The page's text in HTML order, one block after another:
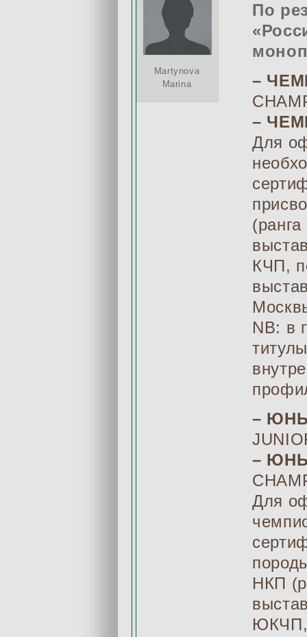
Martynova
Marina
По
–
–
Для
КЧП,
NB: в
–
–
Для
НКП
ЮКЧП,